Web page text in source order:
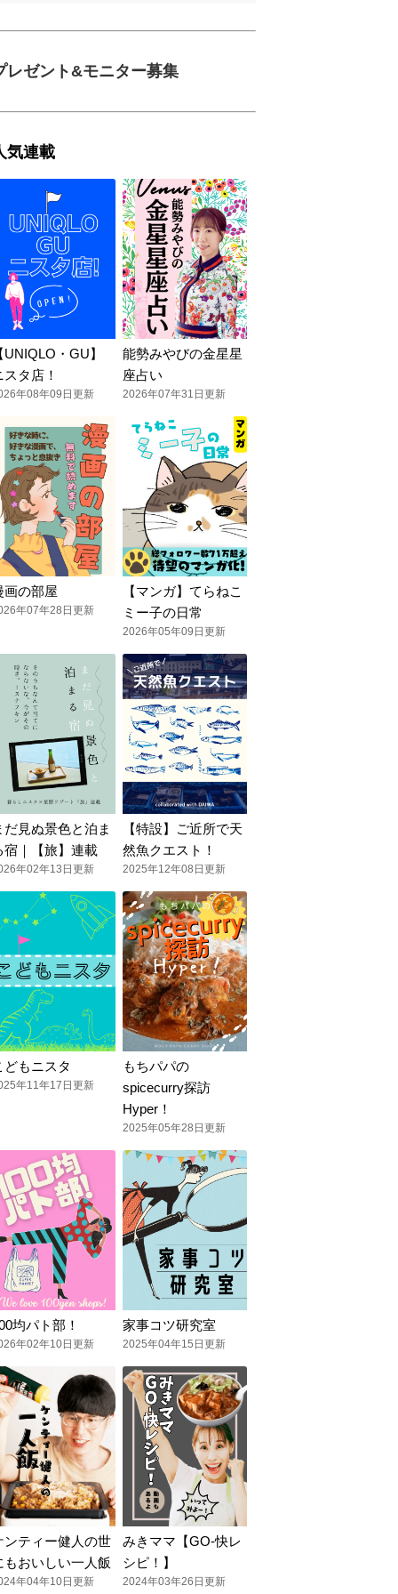
レゼント&モニター募集
気連載
UNIQLO・GU】
スタ店！
年08年09日更新
能勢みやびの金星星
座占い
2026年07年31日更新
画の部屋
年07年28日更新
【マンガ】てらねこ
ミー子の日常
2026年05年09日更新
だ見ぬ景色と泊ま
宿｜【旅】連載
年02年13日更新
【特設】ご近所で天
然魚クエスト！
2025年12年08日更新
どもニスタ
年11年17日更新
もちパパの
spicecurry探訪
Hyper！
2025年05年28日更新
均パト部！
年02年10日更新
家事コツ研究室
2025年04年15日更新
ンティー健人の世
もおいしい一人飯
年04年10日更新
みきママ【GO-快レ
シピ！】
2024年03年26日更新